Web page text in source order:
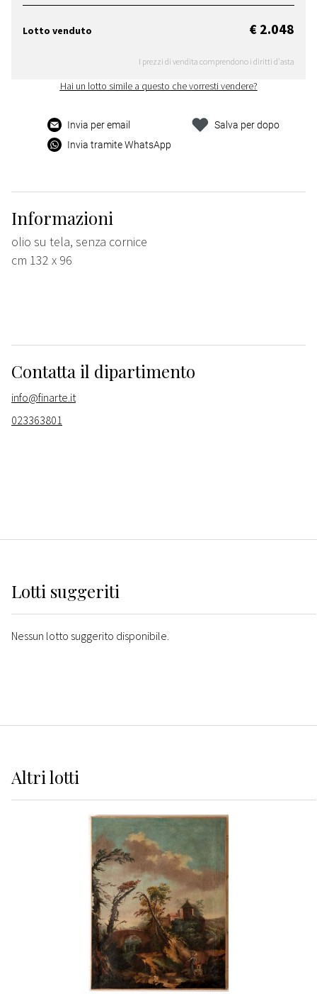
Lotto venduto € 2.048
I prezzi di vendita comprendono i diritti d'asta
Hai un lotto simile a questo che vorresti vendere?
Invia per email
Invia tramite WhatsApp
Salva per dopo
Informazioni
olio su tela, senza cornice
cm 132 x 96
Contatta il dipartimento
info@finarte.it
023363801
Lotti suggeriti
Nessun lotto suggerito disponibile.
Altrilotti